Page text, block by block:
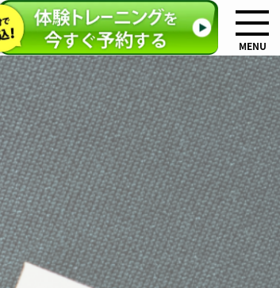
MENU